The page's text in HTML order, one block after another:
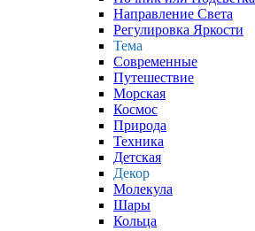
Направление Света
Регулировка Яркости
Тема
Современные
Путешествие
Морская
Космос
Природа
Техника
Детская
Декор
Молекула
Шары
Кольца